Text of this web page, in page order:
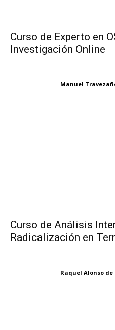
Curso de Experto en
Investigación Online
Manuel
Curso de Análisis
Radicalización en
Raquel Alonso de